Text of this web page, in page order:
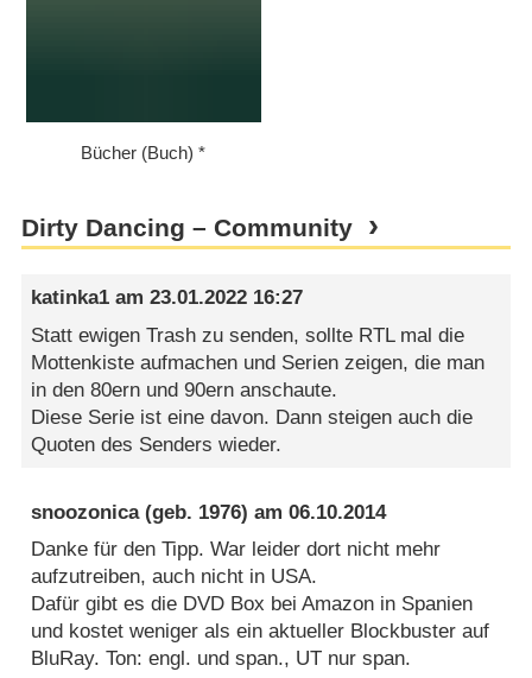
Bücher (Buch)
Dirty Dancing – Community
katinka1 am23.01.2022 16:27
Statt ewigen Trash zu senden, sollte RTL mal die
Mottenkiste aufmachen und Serien zeigen, die man
in den 80ern und 90ern anschaute.
Diese Serie ist eine davon. Dann steigen auch die
Quoten des Senders wieder.
snoozonica(geb. 1976) am06.10.2014
Danke für den Tipp. War leider dort nicht mehr
aufzutreiben, auch nicht in USA.
Dafür gibt es die DVD Box bei Amazon in Spanien
und kostet weniger als ein aktueller Blockbuster auf
BluRay. Ton: engl. und span., UT nur span.